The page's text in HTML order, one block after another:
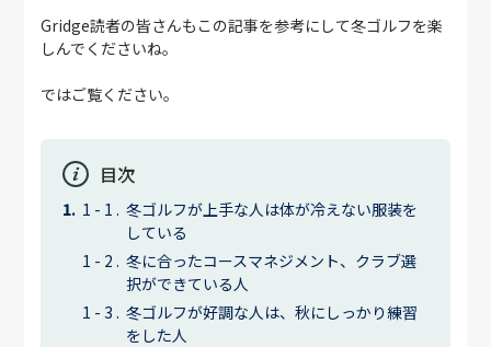
Gridge読者の皆さんもこの記事を参考にして冬ゴルフを楽
しんでくださいね。
ではご覧ください。
目次
冬ゴルフが上手な人は体が冷えない服装を
している
冬に合ったコースマネジメント、クラブ選
択ができている人
冬ゴルフが好調な人は、秋にしっかり練習
をした人